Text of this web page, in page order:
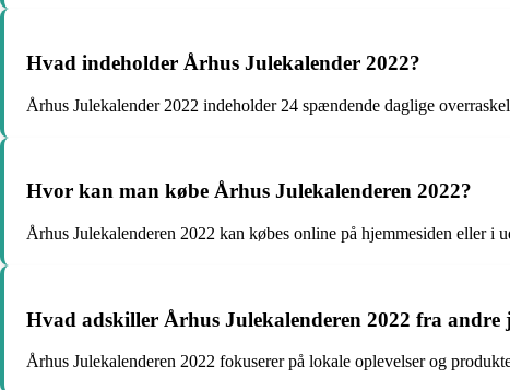
Hvad indeholder Århus Julekalender 2022?
Århus Julekalender 2022 indeholder 24 spændende daglige
Hvor kan man købe Århus Julekalenderen 2022?
Århus Julekalenderen 2022 kan købes online på hjemmesiden eller i
Hvad adskiller Århus Julekalenderen 2022 fra andre
Århus Julekalenderen 2022 fokuserer på lokale oplevelser og